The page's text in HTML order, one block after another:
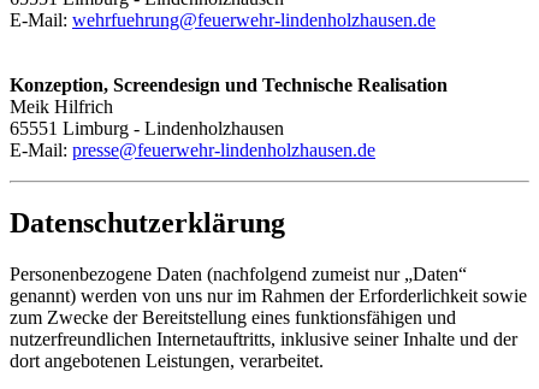
E-Mail: wehrfuehrung@feuerwehr-lindenholzhausen.de
Konzeption, Screendesign und Technische Realisation
Meik Hilfrich
65551 Limburg - Lindenholzhausen
E-Mail: presse@feuerwehr-lindenholzhausen.de
Datenschutzerklärung
Personenbezogene Daten (nachfolgend zumeist nur „Daten“
genannt) werden von uns nur im Rahmen der Erforderlichkeit sowie
zum Zwecke der Bereitstellung eines funktionsfähigen und
nutzerfreundlichen Internetauftritts, inklusive seiner Inhalte und der
dort angebotenen Leistungen, verarbeitet.